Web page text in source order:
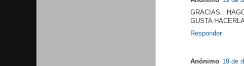
GRACIAS..
GUSTA
Responder
Anónimo 19 de